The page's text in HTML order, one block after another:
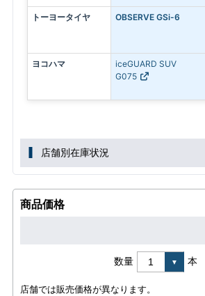
トーヨータイヤ OBSERVE GSi-6
ヨコハマ
iceGUARD SUV
G075
店舗別在庫状況
商品価格
数量 本
店舗では販売価格が異なります。